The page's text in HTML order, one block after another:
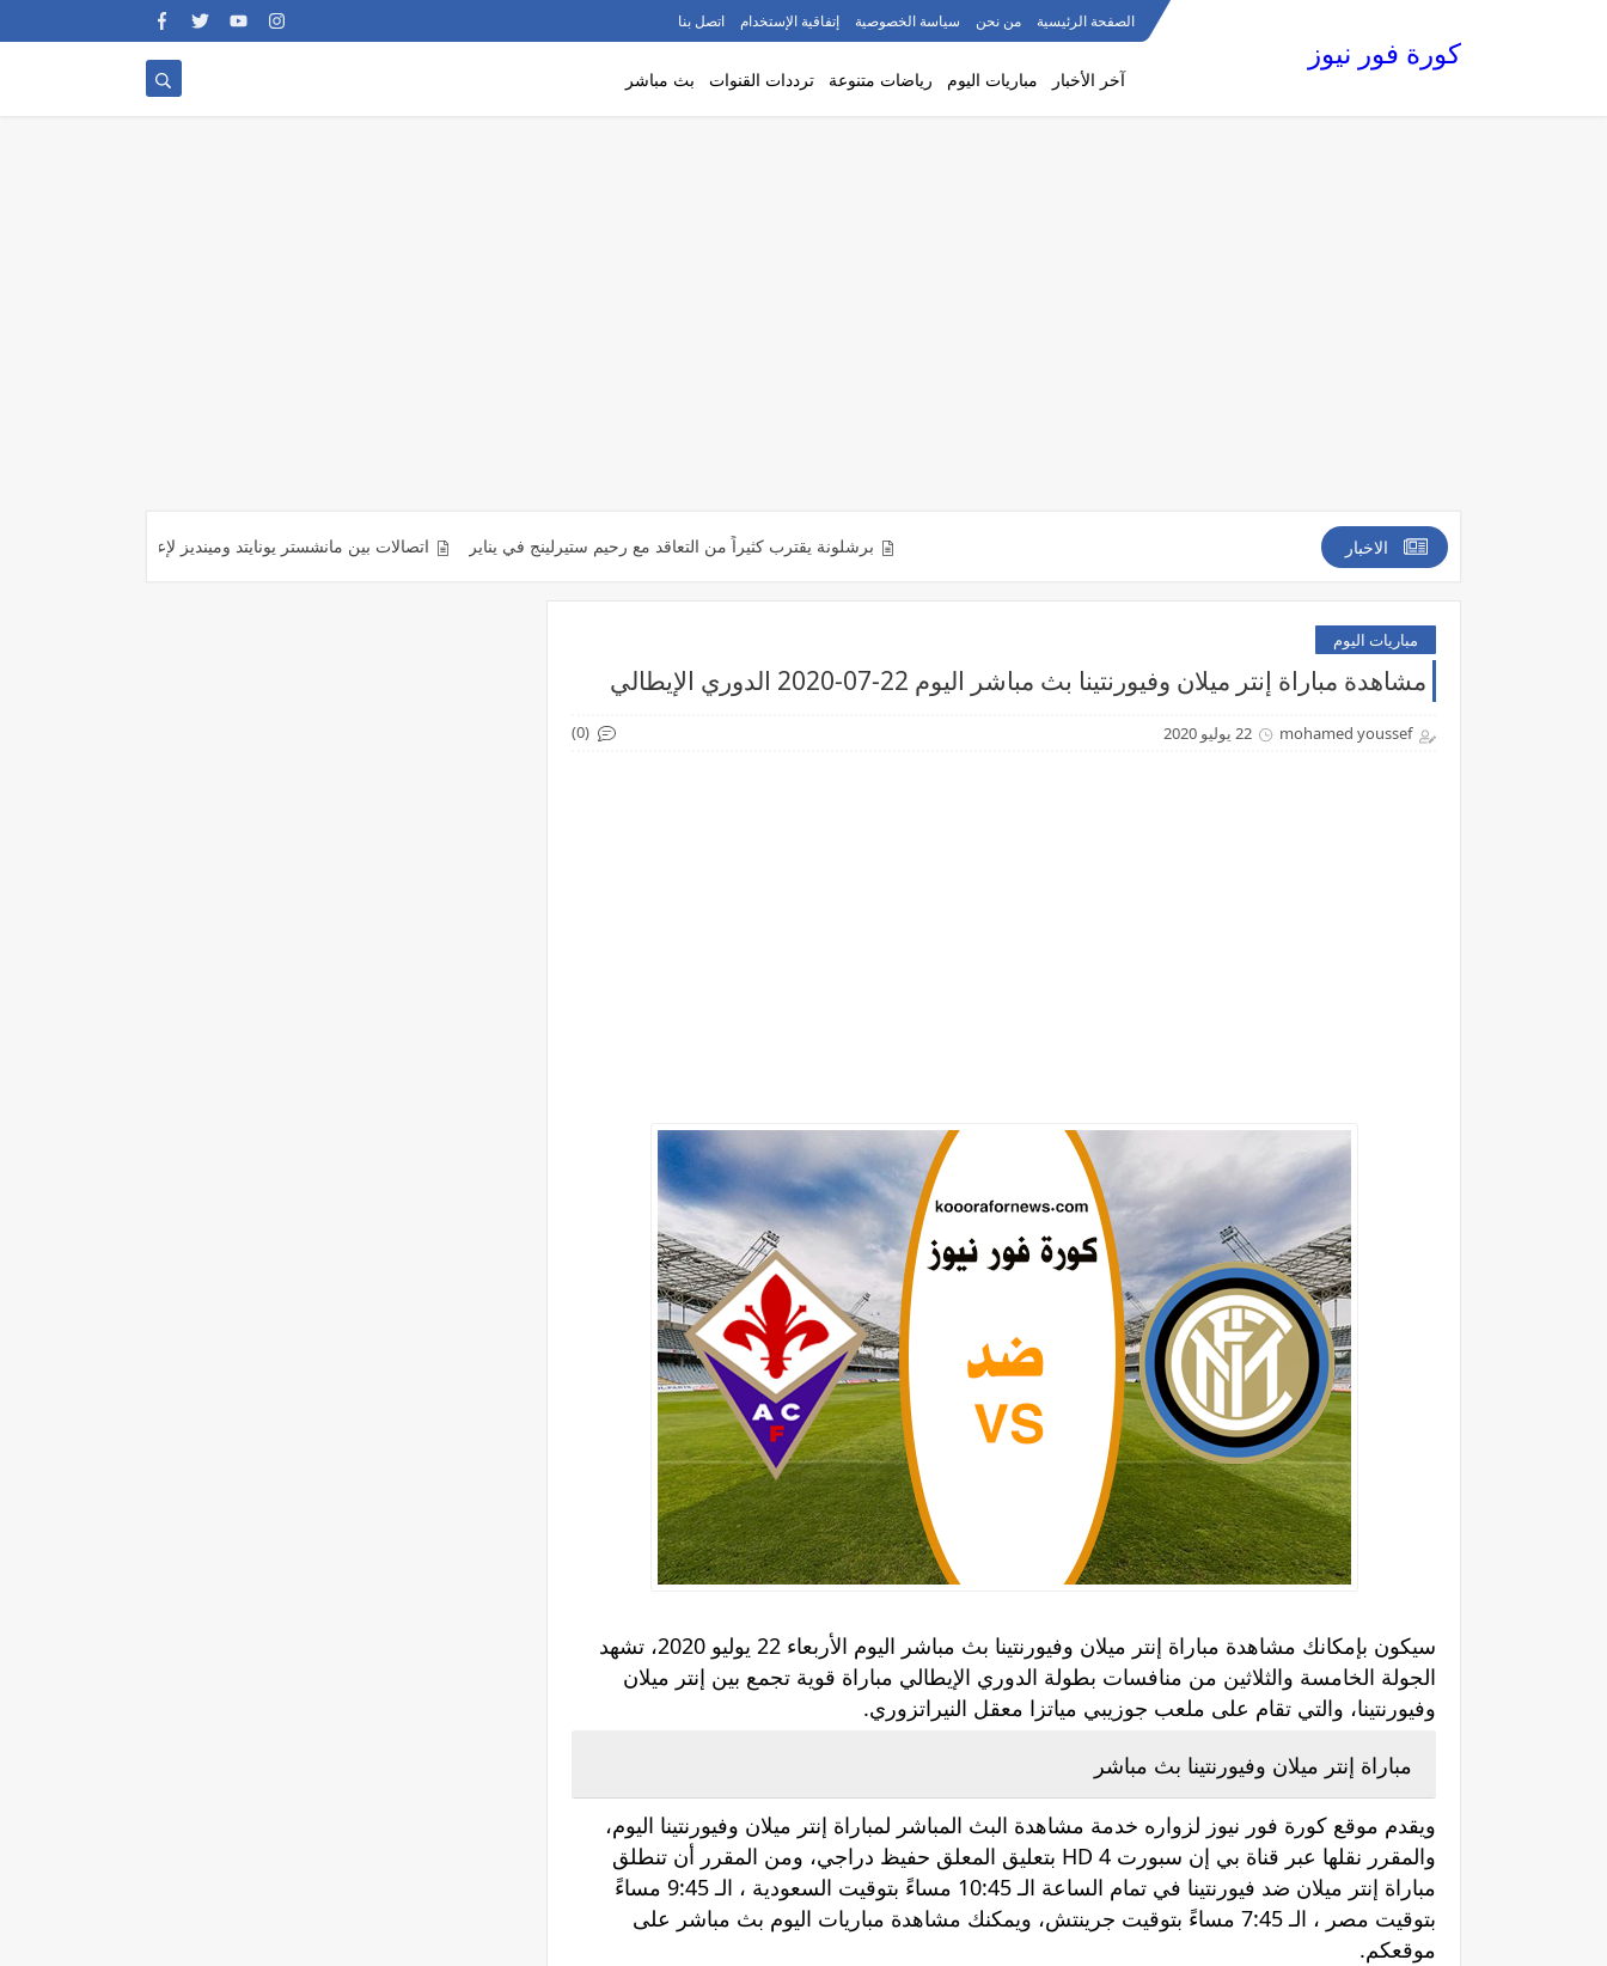
الصفحة الرئيسية من نحن سياسة الخصوصية إتفاقية الإستخدام اتصل بنا
كورة فور نيوز
آخر الأخبار مباريات اليوم رياضات متنوعة ترددات القنوات بث مباشر
الاخبار برشلونة يقترب كثيراً من التعاقد مع رحيم ستيرلينج في يناير اتصالات بين مانشستر يونايتد ومينديز لإعادة رونالدو
مباريات اليوم
مشاهدة مباراة إنتر ميلان وفيورنتينا بث مباشر اليوم 22-07-2020 الدوري الإيطالي
mohamed youssef 22 يوليو 2020 (0)
سيكون بإمكانك مشاهدة مباراة إنتر ميلان وفيورنتينا بث مباشر اليوم الأربعاء 22 يوليو 2020، تشهد
الجولة الخامسة والثلاثين من منافسات بطولة الدوري الإيطالي مباراة قوية تجمع بين إنتر ميلان
وفيورنتينا، والتي تقام على ملعب جوزيبي مياتزا معقل النيراتزوري.
مباراة إنتر ميلان وفيورنتينا بث مباشر
ويقدم موقع كورة فور نيوز لزواره خدمة مشاهدة البث المباشر لمباراة إنتر ميلان وفيورنتينا اليوم،
والمقرر نقلها عبر قناة بي إن سبورت HD 4 بتعليق المعلق حفيظ دراجي، ومن المقرر أن تنطلق
مباراة إنتر ميلان ضد فيورنتينا في تمام الساعة الـ 10:45 مساءً بتوقيت السعودية ، الـ 9:45 مساءً
بتوقيت مصر ، الـ 7:45 مساءً بتوقيت جرينتش، ويمكنك مشاهدة مباريات اليوم بث مباشر على
موقعكم.